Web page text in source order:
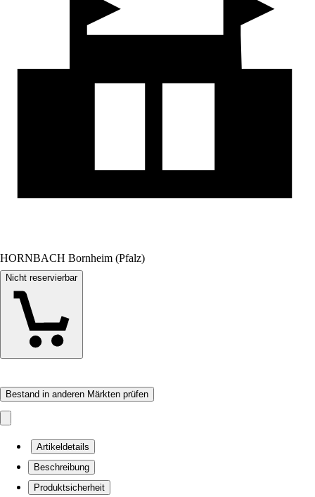
HORNBACH Bornheim (Pfalz)
Nicht reservierbar
Bestand in anderen Märkten prüfen
Artikeldetails
Beschreibung
Produktsicherheit